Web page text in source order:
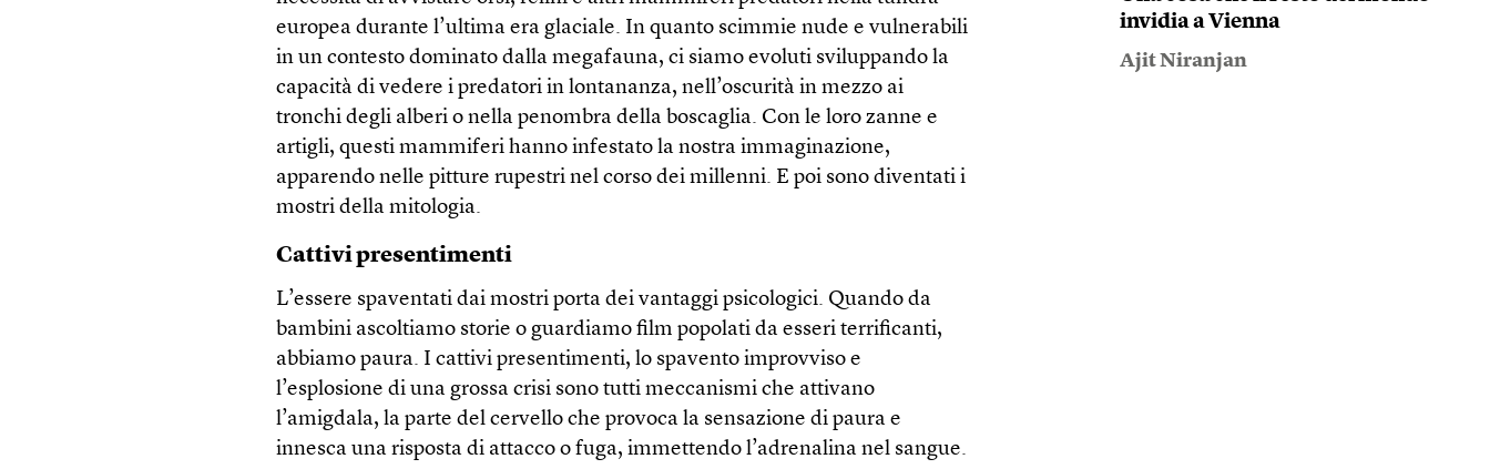
europea durante l’ultima era glaciale. In quanto scimmie nude e vulnerabili
in un contesto dominato dalla megafauna, ci siamo evoluti sviluppando la
capacità di vedere i predatori in lontananza, nell’oscurità in mezzo ai
tronchi degli alberi o nella penombra della boscaglia. Con le loro zanne e
artigli, questi mammiferi hanno infestato la nostra immaginazione,
apparendo nelle pitture rupestri nel corso dei millenni. E poi sono diventati i
mostri della mitologia.
Cattivi presentimenti
L’essere spaventati dai mostri porta dei vantaggi psicologici. Quando da
bambini ascoltiamo storie o guardiamo film popolati da esseri terrificanti,
abbiamo paura. I cattivi presentimenti, lo spavento improvviso e
l’esplosione di una grossa crisi sono tutti meccanismi che attivano
l’amigdala, la parte del cervello che provoca la sensazione di paura e
innesca una risposta di attacco o fuga, immettendo l’adrenalina nel sangue.
invidia a Vienna
Ajit Niranjan